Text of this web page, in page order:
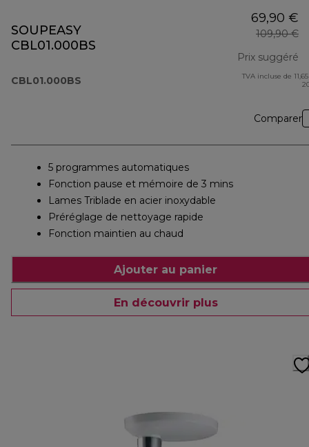
SOUPEASY
CBL01.000BS
CBL01.000BS
69,90 €
109,90 €
Prix suggéré
TVA incluse de
Comparer
5 programmes automatiques
Fonction pause et mémoire de 3 mins
Lames Triblade en acier inoxydable
Préréglage de nettoyage rapide
Fonction maintien au chaud
Ajouter au panier
En découvrir plus